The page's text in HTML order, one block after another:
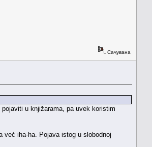
Сачувана
u knjižarama, pa uvek koristim
već iha-ha. Pojava istog u slobodnoj